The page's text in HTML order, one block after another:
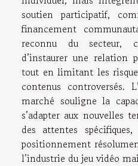
soutien participatif,
financement
reconnu du secteur,
d’instaurer une relation
tout en limitant les
contenus controversés.
marché souligne la
s’adapter aux nouvelles
des attentes
positionnement
l’industrie du jeu vidéo